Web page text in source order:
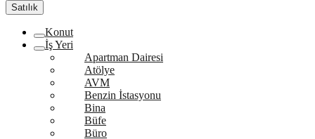
Satılık
Konut
İş Yeri
Apartman Dairesi
Atölye
AVM
Benzin İstasyonu
Bina
Büfe
Büro